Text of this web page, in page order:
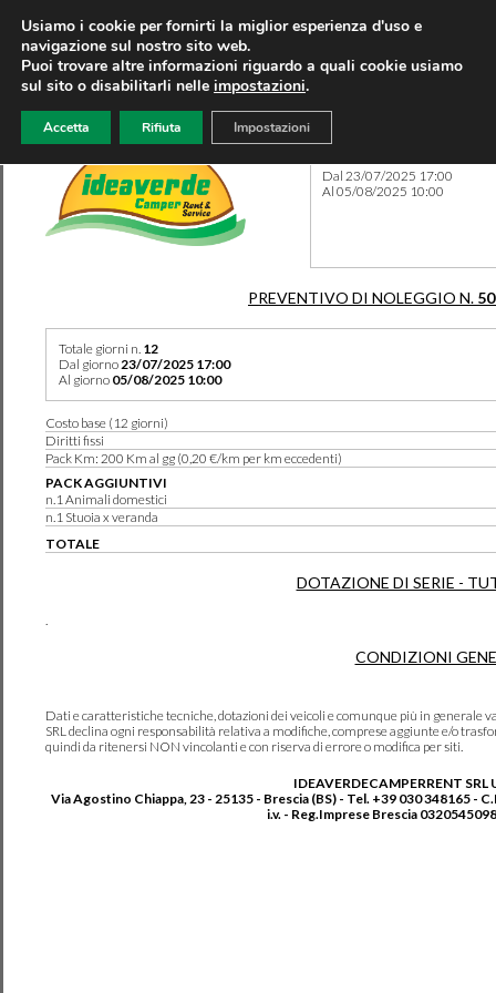
Dal 23/07/2025 17:00
Al 05/08/2025 10:00
PREVENTIVO DI NOLEGGIO N.
Totale giorni n. 12
Dal giorno23/07/2025 17:00
Al giorno 05/08/2025 10:00
Costo base (12 giorni)
Diritti fissi
Pack Km: 200 Km al gg (0,20 €/km per km eccedenti)
PACK AGGIUNTIVI
n.1 Animali domestici
n.1 Stuoia x veranda
TOTALE
DOTAZIONE DI SERIE -
CONDIZIONI
Dati e caratteristiche tecniche, dotazioni dei veicoli e comunque più in generale
SRL declina ogni responsabilità relativa a modifiche, comprese aggiunte e/o
quindi da ritenersi NON vincolanti e con riserva di errore o modifica per siti.
IDEAVERDECAMPERRENT SRL
Via Agostino Chiappa, 23 - 25135 - Brescia (BS) - Tel. +39 030 348165 -
i.v. - Reg.Imprese Brescia
Usiamo i cookie per fornirti la miglior esperienza d'uso e
navigazione sul nostro sito web.
Puoi trovare altre informazioni riguardo a quali cookie usiamo
sul sito o disabilitarli nelle impostazioni.
Accetta Rifiuta Impostazioni